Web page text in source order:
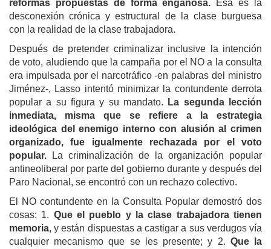
reformas propuestas de forma engañosa. Esa es la
desconexión crónica y estructural de la clase burguesa
con la realidad de la clase trabajadora.
Después de pretender criminalizar inclusive la intención
de voto, aludiendo que la campaña por el NO a la consulta
era impulsada por el narcotráfico -en palabras del ministro
Jiménez-, Lasso intentó minimizar la contundente derrota
popular a su figura y su mandato. La segunda lección
inmediata, misma que se refiere a la estrategia
ideológica del enemigo interno con alusión al crimen
organizado, fue igualmente rechazada por el voto
popular. La criminalización de la organización popular
antineoliberal por parte del gobierno durante y después del
Paro Nacional, se encontró con un rechazo colectivo.
El NO contundente en la Consulta Popular demostró dos
cosas: 1. Que el pueblo y la clase trabajadora tienen
memoria, y están dispuestas a castigar a sus verdugos vía
cualquier mecanismo que se les presente; y 2. Que la